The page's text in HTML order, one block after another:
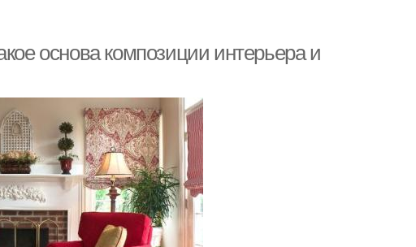
основа композиции интерьера и